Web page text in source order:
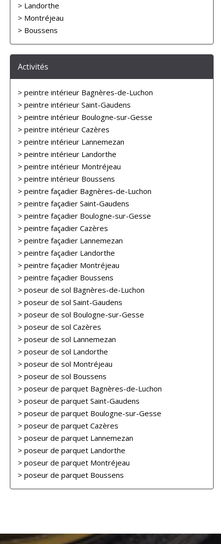
> Landorthe
> Montréjeau
> Boussens
Activités
> peintre intérieur Bagnères-de-Luchon
> peintre intérieur Saint-Gaudens
> peintre intérieur Boulogne-sur-Gesse
> peintre intérieur Cazères
> peintre intérieur Lannemezan
> peintre intérieur Landorthe
> peintre intérieur Montréjeau
> peintre intérieur Boussens
> peintre façadier Bagnères-de-Luchon
> peintre façadier Saint-Gaudens
> peintre façadier Boulogne-sur-Gesse
> peintre façadier Cazères
> peintre façadier Lannemezan
> peintre façadier Landorthe
> peintre façadier Montréjeau
> peintre façadier Boussens
> poseur de sol Bagnères-de-Luchon
> poseur de sol Saint-Gaudens
> poseur de sol Boulogne-sur-Gesse
> poseur de sol Cazères
> poseur de sol Lannemezan
> poseur de sol Landorthe
> poseur de sol Montréjeau
> poseur de sol Boussens
> poseur de parquet Bagnères-de-Luchon
> poseur de parquet Saint-Gaudens
> poseur de parquet Boulogne-sur-Gesse
> poseur de parquet Cazères
> poseur de parquet Lannemezan
> poseur de parquet Landorthe
> poseur de parquet Montréjeau
> poseur de parquet Boussens